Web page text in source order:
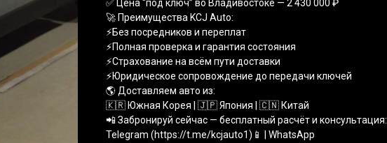
✅ Цена “под ключ” во Владивостоке — 2 430 000 ₽
🚀 Преимущества KCJ Auto:
⚡️Без посредников и переплат
⚡️Полная проверка и гарантия состояния
⚡️Страхование на всём пути доставки
⚡️Юридическое сопровождение до передачи ключей
🌎 Доставляем авто из:
🇰🇷 Южная Корея | 🇯🇵 Япония | 🇨🇳 Китай
📲 Забронируй сейчас — бесплатный расчёт и консультация:
Telegram (https://t.me/kcjauto1)📱 | WhatsApp